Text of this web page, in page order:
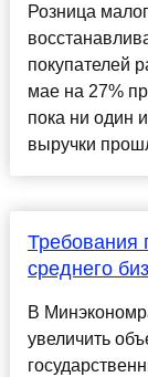
Розница
покупателей
мае на 27%
пока ни один
выручки
Требования
среднего
В
увеличить